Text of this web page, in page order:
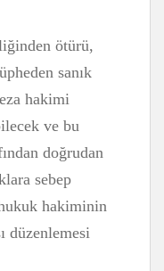
ötürü,
sanık
hakimi
ve bu
doğrudan
sebep
hakiminin
düzenlemesi